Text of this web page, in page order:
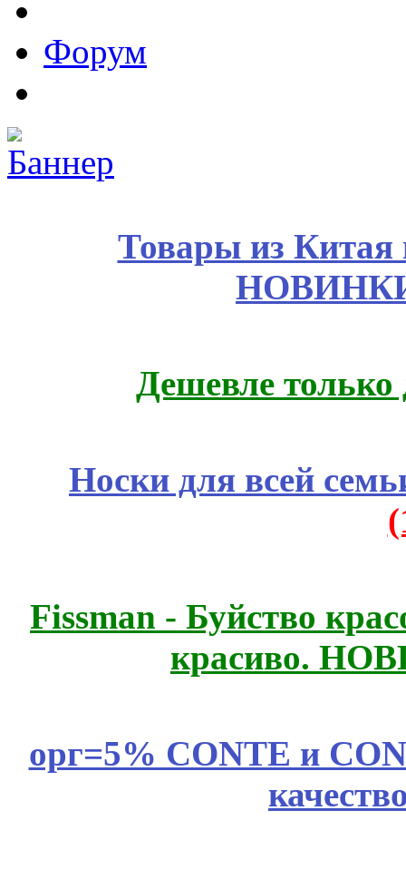
Форум
Товары из Китая
Дешевле
Носки для всей
Fissmаn - Буйство
красиво.
орг=5% CONTE и